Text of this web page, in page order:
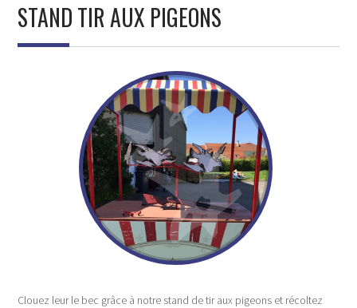
STAND TIR AUX PIGEONS
Clouez leur le bec grâce à notre stand de tir aux pigeons et récoltez